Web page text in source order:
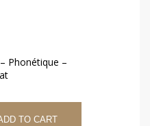
Phonétique –
TO CART